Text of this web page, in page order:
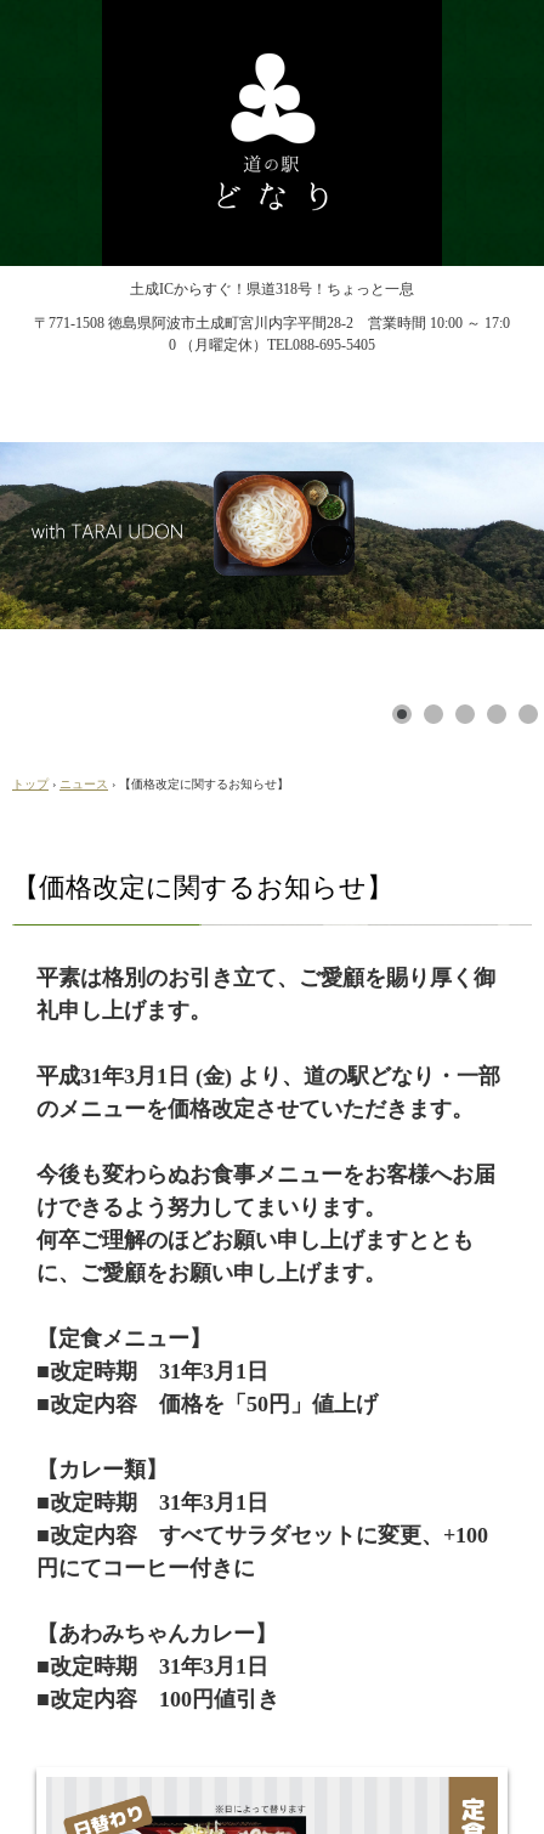
土成ICからすぐ！県道318号！ちょっと一息
〒771-1508 徳島県阿波市土成町宮川内字平間28-2 営業時間 10:00 ～ 17:0
0 （月曜定休）TEL088-695-5405
トップ › ニュース › 【価格改定に関するお知らせ】
【価格改定に関するお知らせ】
平素は格別のお引き立て、ご愛顧を賜り厚く御
礼申し上げます。
平成31年3月1日 (金) より、道の駅どなり・一部
のメニューを価格改定させていただきます。
今後も変わらぬお食事メニューをお客様へお届
けできるよう努力してまいります。
何卒ご理解のほどお願い申し上げますととも
に、ご愛顧をお願い申し上げます。
【定食メニュー】
■改定時期 31年3月1日
■改定内容 価格を「50円」値上げ
【カレー類】
■改定時期 31年3月1日
■改定内容 すべてサラダセットに変更、+100
円にてコーヒー付きに
【あわみちゃんカレー】
■改定時期 31年3月1日
■改定内容 100円値引き